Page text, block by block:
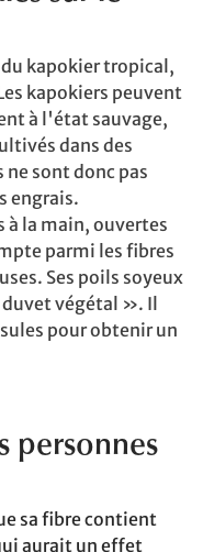
kapokier tropical,
kapokiers peuvent
à l'état sauvage,
dans des
sont donc pas
engrais.
à la main, ouvertes
parmi les fibres
Ses poils soyeux
végétal ». Il
pour obtenir un
personnes
sa fibre contient
aurait un effet